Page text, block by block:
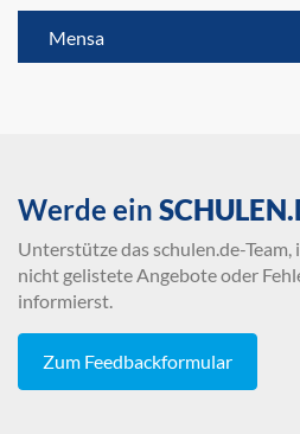
Mensa
Werde ein
Unterstütze das schulen.de-
nicht gelistete Angebote oder
informierst.
Zum Feedbackformular